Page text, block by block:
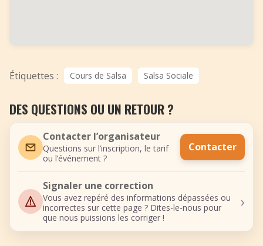
Étiquettes : Cours de Salsa Salsa Sociale
DES QUESTIONS OU UN RETOUR ?
Contacter l’organisateur
Questions sur l’inscription, le tarif
ou l’événement ?
Contacter
Signaler une correction
Vous avez repéré des informations dépassées ou
incorrectes sur cette page ? Dites-le-nous pour
que nous puissions les corriger !
›